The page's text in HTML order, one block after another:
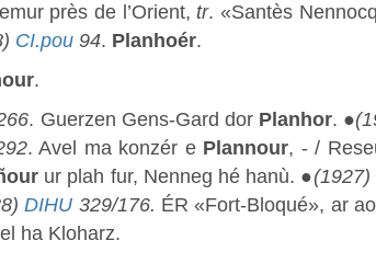
près de l’Orient,tr. «Santès
CI.pou 94. Planhoér.
.
. Guerzen Gens-Gard dor Planhor. ●
. Avel ma konzér e Plannour, - /
ur plah fur, Nenneg hé hanù. ●(1927)
DIHU 329/176. ÉR «Fort-Bloqué», ar
ha Kloharz.